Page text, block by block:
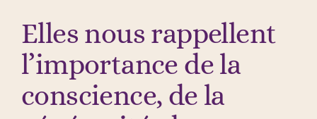
Elles nous rappellent
l’importance de la
conscience, de la